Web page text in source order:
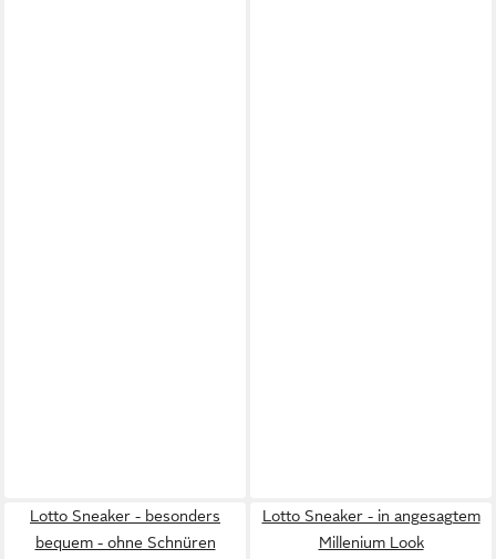
Lotto Sneaker - besonders
bequem - ohne Schnüren
Lotto Sneaker - in angesagtem
Millenium Look